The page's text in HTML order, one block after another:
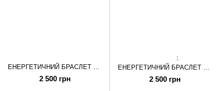
2 500 грн
1
2 500 грн